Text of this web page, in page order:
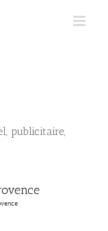
publicitaire,